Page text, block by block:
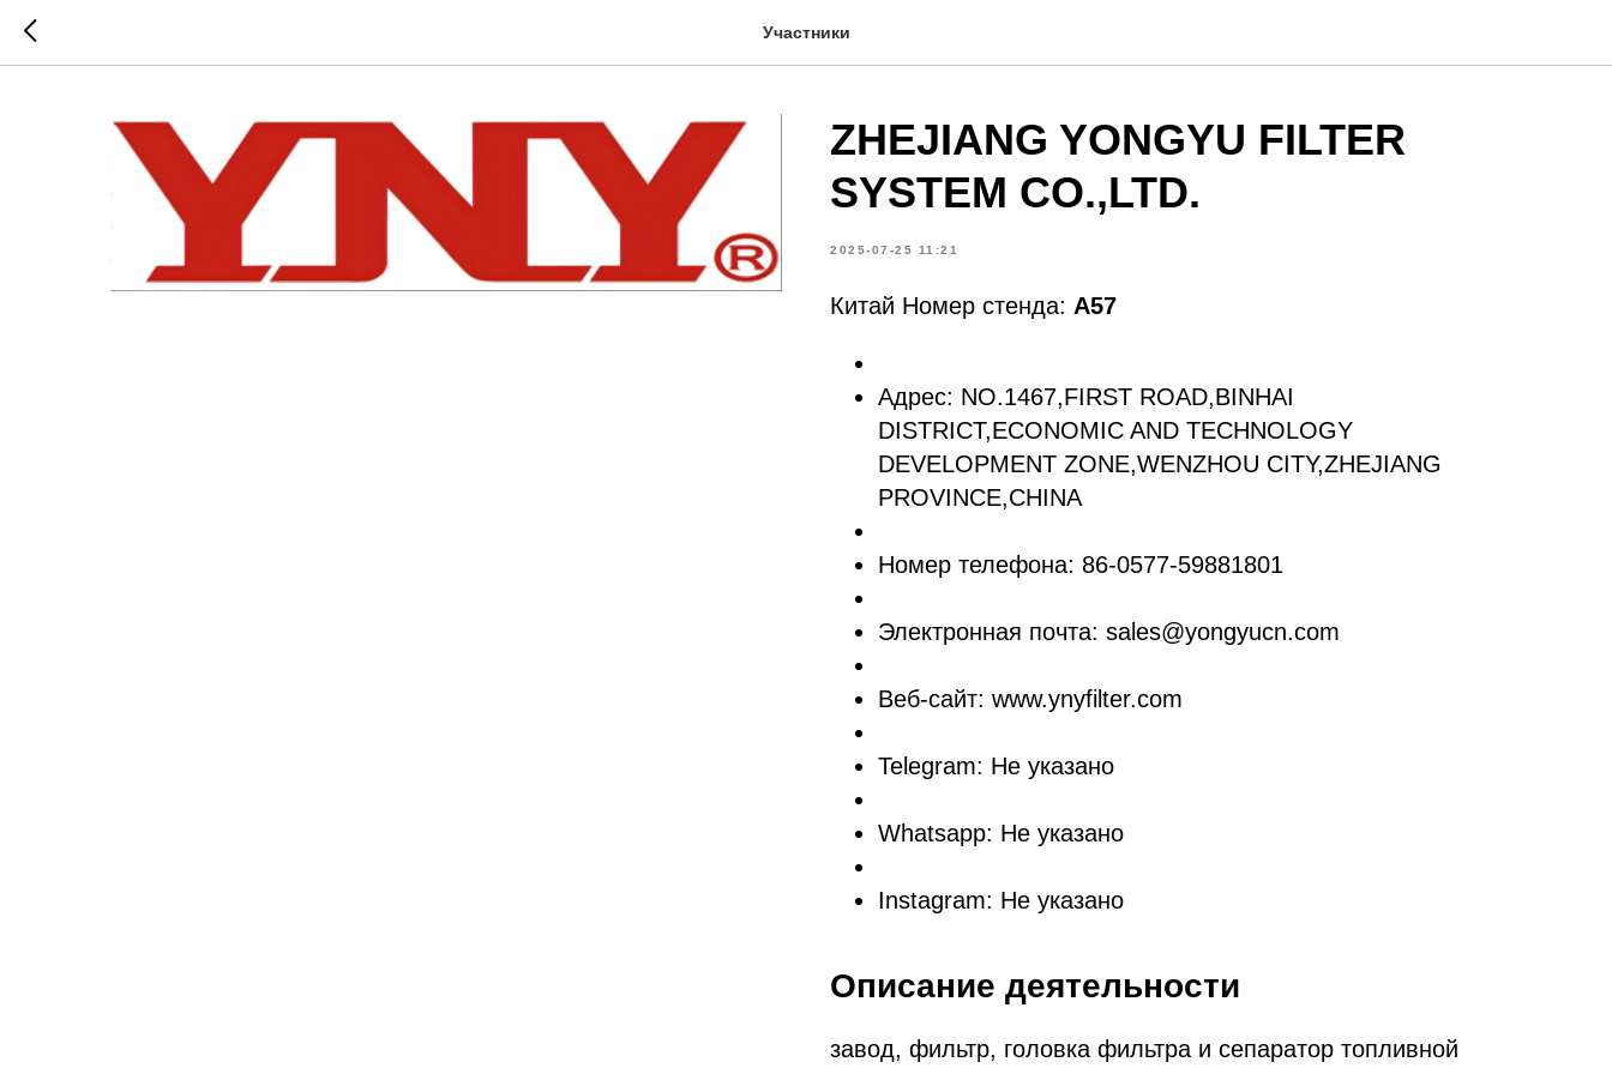
Участники
ZHEJIANG YONGYU FILTER
SYSTEM CO.,LTD.
2025-07-25 11:21
Китай Номер стенда: A57
Адрес: NO.1467,FIRST ROAD,BINHAI
DISTRICT,ECONOMIC AND TECHNOLOGY
DEVELOPMENT ZONE,WENZHOU CITY,ZHEJIANG
PROVINCE,CHINA
Номер телефона: 86-0577-59881801
Электронная почта: sales@yongyucn.com
Веб-сайт: www.ynyfilter.com
Telegram: Не указано
Whatsapp: Не указано
Instagram: Не указано
Описание деятельности
завод, фильтр, головка фильтра и сепаратор топливной